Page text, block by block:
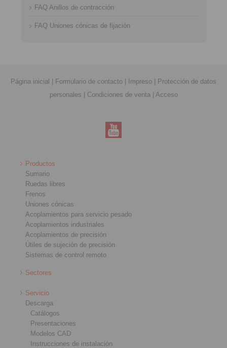
FAQ Anillos de contracción
FAQ Uniones cónicas de fijación
Página inicial Formulario de contacto Impreso
Protección de datos
personales
Condiciones de venta| Acceso
Productos
Sumario
Ruedas libres
Frenos
Uniones cónicas
Acoplamientos para servicio pesado
Acoplamientos industriales
Acoplamientos de precisión
Útiles de sujeción de precisión
Sistemas de control remoto
Sectores
Servicio
Descarga
Catálogos
Presentaciones
Modelos CAD
Instrucciones de instalación